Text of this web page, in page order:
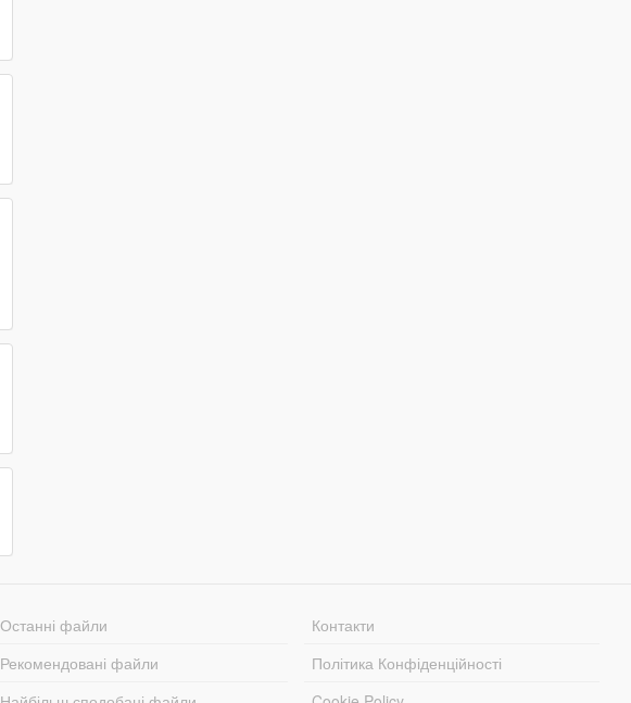
Останні файли
Рекомендовані файли
Контакти
Політика Конфіденційності